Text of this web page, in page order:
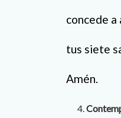
concede a
tus siete
Amén.